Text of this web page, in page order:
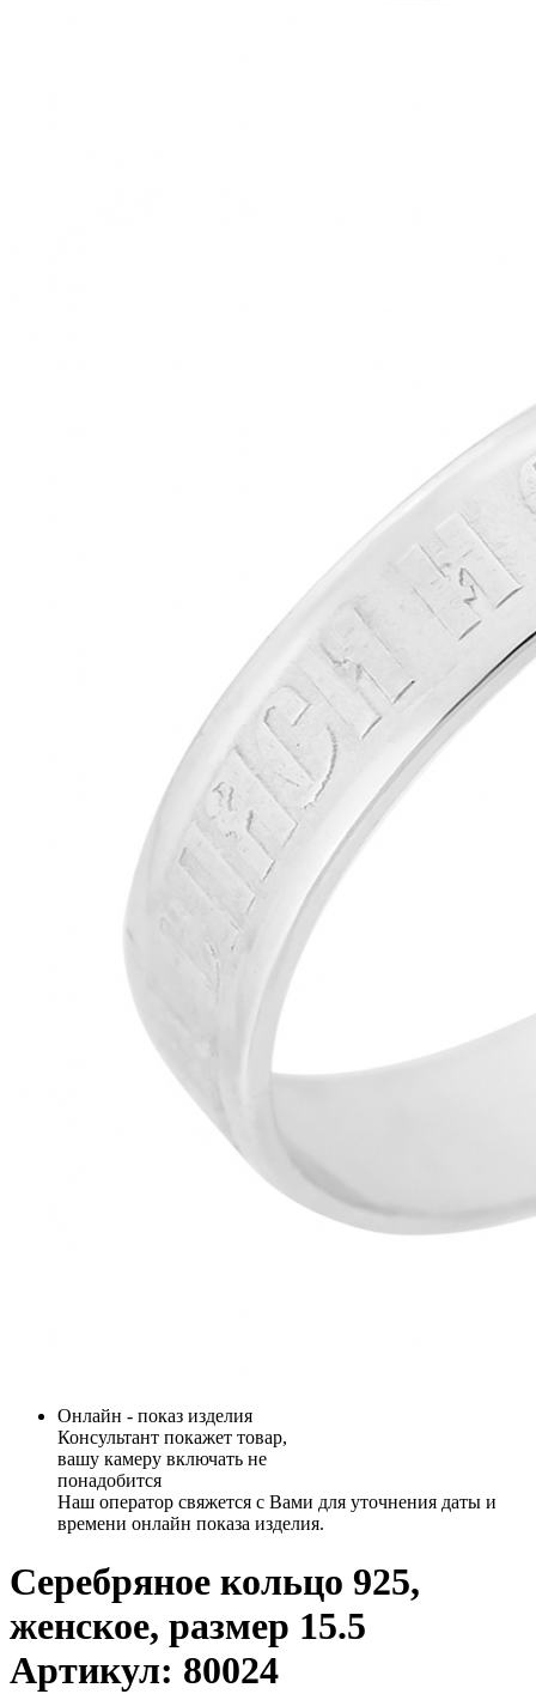
Онлайн - показ изделия
Консультант покажет товар,
вашу камеру включать не
понадобится
Наш оператор свяжется с Вами для уточнения даты и
времени онлайн показа изделия.
Серебряное кольцо 925,
женское, размер 15.5
Артикул: 80024